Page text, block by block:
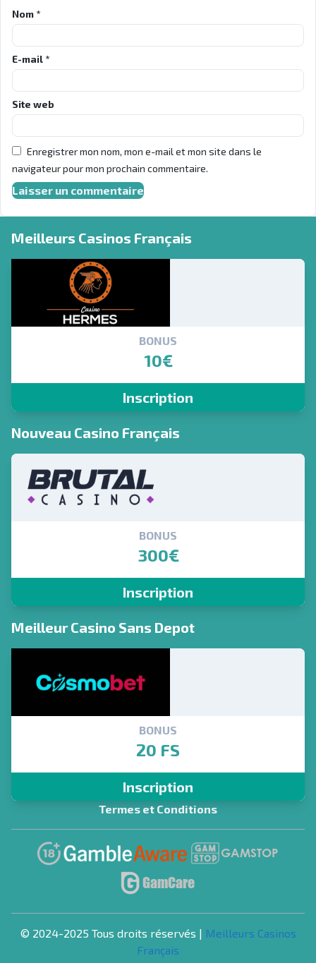
Nom *
E-mail *
Site web
Enregistrer mon nom, mon e-mail et mon site dans le
navigateur pour mon prochain commentaire.
Meilleurs Casinos Français
BONUS
10€
Inscription
Nouveau Casino Français
BONUS
300€
Inscription
Meilleur Casino Sans Depot
BONUS
20 FS
Inscription
Termes et Conditions
© 2024-2025 Tous droits réservés | Meilleurs Casinos
Français